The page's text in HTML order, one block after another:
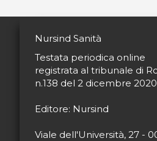
Nursind Sanità
Testata periodica online
registrata al tribunale di
n.138 del 2 dicembre 2020
Editore: Nursind
Viale dell'Università, 27 -